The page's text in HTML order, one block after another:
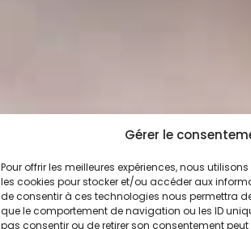
Gérer le
Pour offrir les meilleures expériences, nous
les cookies pour stocker et/ou accéder aux
de consentir à ces technologies nous permettra
que le comportement de navigation ou les ID
pas consentir ou de retirer son consentement